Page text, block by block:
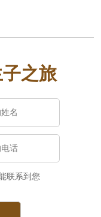
之旅
联系到您